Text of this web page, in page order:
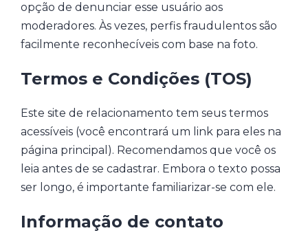
opção de denunciar esse usuário aos
moderadores. Às vezes, perfis fraudulentos são
facilmente reconhecíveis com base na foto.
Termos e Condições (TOS)
Este site de relacionamento tem seus termos
acessíveis (você encontrará um link para eles na
página principal). Recomendamos que você os
leia antes de se cadastrar. Embora o texto possa
ser longo, é importante familiarizar-se com ele.
Informação de contato